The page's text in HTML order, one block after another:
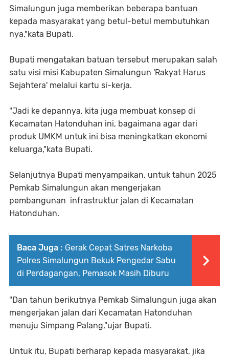
Simalungun juga memberikan beberapa bantuan
kepada masyarakat yang betul-betul membutuhkan
nya,"kata Bupati.
Bupati mengatakan batuan tersebut merupakan salah
satu visi misi Kabupaten Simalungun 'Rakyat Harus
Sejahtera' melalui kartu si-kerja.
"Jadi ke depannya, kita juga membuat konsep di
Kecamatan Hatonduhan ini, bagaimana agar dari
produk UMKM untuk ini bisa meningkatkan ekonomi
keluarga,"kata Bupati.
Selanjutnya Bupati menyampaikan, untuk tahun 2025
Pemkab Simalungun akan mengerjakan
pembangunan infrastruktur jalan di Kecamatan
Hatonduhan.
Baca Juga : Gerak Cepat Satres Narkoba
Polres Simalungun Bekuk Pengedar Sabu
di Perdagangan, Pemasok Masih Diburu
"Dan tahun berikutnya Pemkab Simalungun juga akan
mengerjakan jalan dari Kecamatan Hatonduhan
menuju Simpang Palang,"ujar Bupati.
Untuk itu, Bupati berharap kepada masyarakat, jika